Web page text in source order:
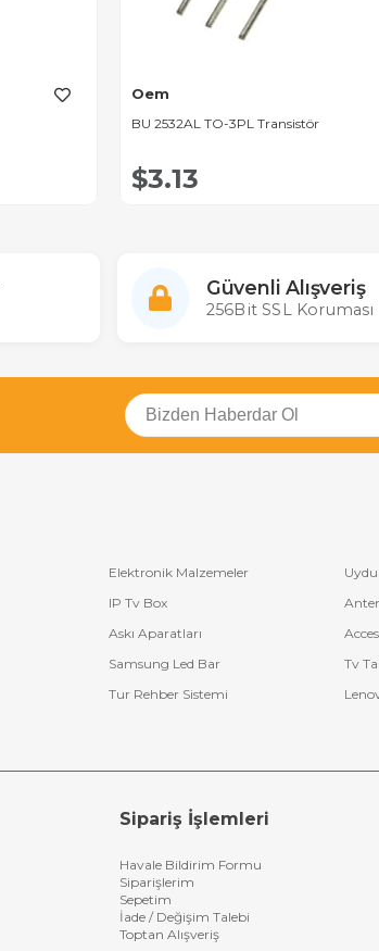
Oem
BU 2532AL TO-3PL Transistör
$3.13
Güvenli Alışveriş
256Bit SSL Koruması
Elektronik Malzemeler Uydu
IP Tv Box
Askı Aparatları
Samsung Led Bar Tv
Tur Rehber Sistemi
Sipariş İşlemleri
Havale Bildirim Formu
Siparişlerim
Sepetim
İade / Değişim Talebi
Toptan Alışveriş